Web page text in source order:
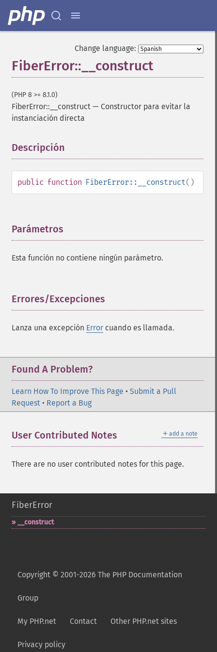
Change language:
FiberError::__construct
(PHP 8 >= 8.1.0)
FiberError::__construct — Constructor para evitar la
instanciación directa
Descripción
public function FiberError::__construct()
Parámetros
Esta función no contiene ningún parámetro.
Errores/Excepciones
Lanza una excepción Error cuando es llamada.
Found A Problem?
Learn How To Improve This Page • Submit a Pull
Request • Report a Bug
＋ add a note
User Contributed Notes
There are no user contributed notes for this page.
FiberError
_​_​construct
Copyright © 2001-2026 The PHP Documentation
Group
My PHP.net Contact Other PHP.net sites
Privacy policy